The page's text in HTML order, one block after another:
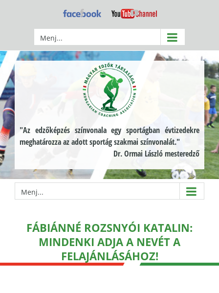
Facebook YouTube
Menj...
"Az edzőképzés színvonala egy sportágban évtizedekre
meghatározza az adott sportág szakmai színvonalát."
Dr. Ormai László mesteredző
Menj...
FÁBIÁNNÉ ROZSNYÓI KATALIN:
MINDENKI ADJA A NEVÉT A
FELAJÁNLÁSÁHOZ!